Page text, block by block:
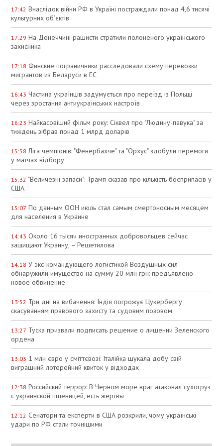
17:42 Внаслідок війни РФ в Україні постраждали понад 4,6 тисячі
культурних об’єктів
17:29 На Донеччині рашисти стратили полоненого українського
захисника
17:18 Финские пограничники расследовали схему перевозки
мигрантов из Беларуси в ЕС
16:43 Частина українців задумується про переїзд із Польщі
через зростання антиукраїнських настроїв
16:23 Найкасовіший фільм року: Сіквел про "Людину-павука" за
тиждень зібрав понад 1 млрд доларів
15:58 Ліга чемпіонів: "Фенербахче" та "Орхус" здобули перемоги
у матчах відбору
15:32 "Величезні запаси": Трамп сказав про кількість боєприпасів у
США
15:07 По данным ООН июль стал самым смертоносным месяцем
для населения в Украине
14:43 Около 16 тысяч иностранных добровольцев сейчас
защищают Украину, – Решетилова
14:18 У экс-командующего логистикой Воздушных сил
обнаружили имущество на сумму 20 млн грн: предъявлено
новое обвинение
13:52 Три дні на вибачення: Індія погрожує Цукербергу
скасуванням правового захисту та судовим позовом
13:27 Туска призвали подписать решение о лишении Зеленского
ордена
13:03 1 млн євро у сміттєвозі: Італійка шукала добу свій
виграшний лотерейний квиток у відходах
12:38 Российский террор: В Черном море враг атаковал сухогруз
с украинской пшеницей, есть жертвы
12:12 Сенатори та експерти в США розкрили, чому українські
удари по РФ стали точнішими